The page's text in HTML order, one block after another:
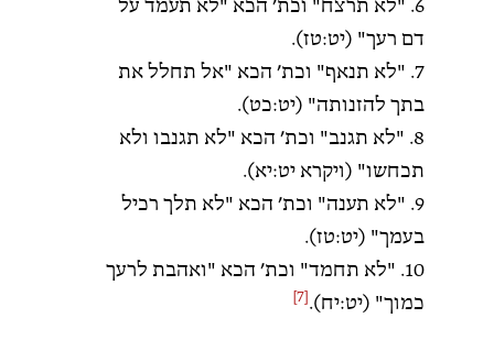
6. "לא תרצח" וכת’ הכא "לא תעמד על
דם רעך" (יט:טז).
7. "לא תנאף" וכת’ הכא "אל תחלל את
בתך להזנותה" (יט:כט).
8. "לא תגנב" וכת’ הכא "לא תגנבו ולא
תכחשו" (ויקרא יט:יא).
9. "לא תענה" וכת’ הכא "לא תלך רכיל
בעמך" (יט:טז).
10. "לא תחמד" וכת’ הכא "ואהבת לרעך
כמוך" (יט:יח).[7]